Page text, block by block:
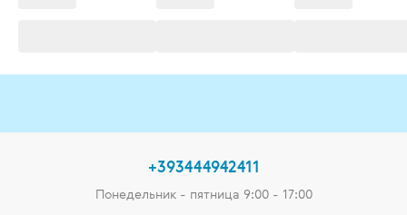
+393444942411
Понедельник - пятница 9:00 - 17:00